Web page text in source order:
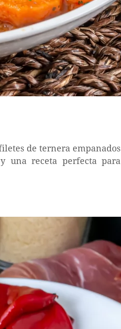
de ternera empanados
una receta perfecta para